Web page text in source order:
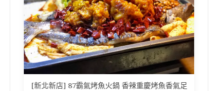
[新北新店] 87霸氣烤魚火鍋 香辣重慶烤魚香氣足